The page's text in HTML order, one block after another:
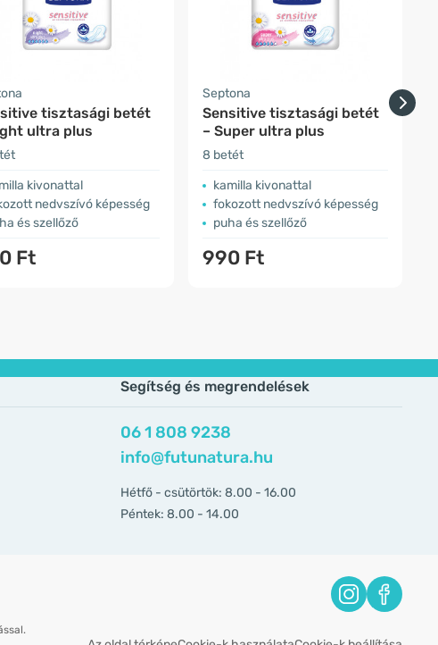
tisztasági betét
ultra plus
kivonattal
nedvszívó képesség
és szellőző
Ft
Septona
Sensitive tisztasági betét
– Super ultra plus
8 betét
kamilla kivonattal
fokozott nedvszívó képesség
puha és szellőző
990 Ft
Segítség és megrendelések
06 1 808 9238
info@futunatura.hu
Hétfő - csütörtök: 8.00 - 16.00
Péntek: 8.00 - 14.00